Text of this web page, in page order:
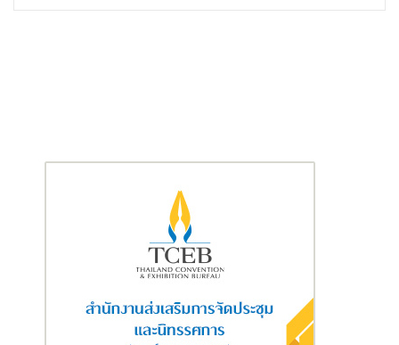
ถ.เศรษฐกิจ (ทล.344) ต.บ้านสวน อ.เมืองชลบุรี จ.ชลบุรี ทรัพย์
โรงเรียนเมรี่มาคูเลตคอนแวนต์ วิทยาลัยเทคโนโลยีดาราสมุทร
บริหารธุรกิจ ปรับลดราคาพิเศษจาก 1.89 ลบ. เหลือเพียง 1.70
คอนโดมิเนียม ชั้น 5 วิวทะเลพื้นที่ 74.83 ตร.ม. โครงการอนั
อ.บางละมุง จ.ชลบุรี ทรัพย์ตั้งอยู่ในย่านที่อยู่อาศัย ติดชายทะเล
อยู่ตัวเมืองพัทยา ปรับลดราคาพิเศษจาก 6.69 ลบ. เหลือเพียง